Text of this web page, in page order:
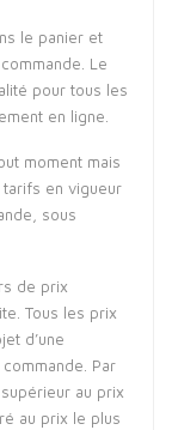
le panier et
Le
pour tous les
en ligne.
moment mais
en vigueur
sous
de prix
Tous les prix
d’une
Par
au prix
au prix le plus